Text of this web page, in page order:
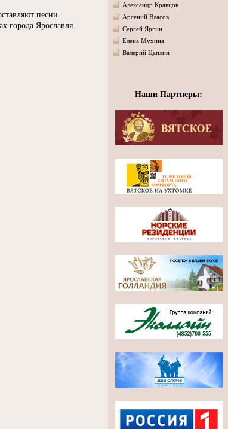
песни
города Ярославля
Александр Кравцов
Арсений Власов
Сергей Яргин
Елена Мухина
Валерий Цаплин
Наши Партнеры: